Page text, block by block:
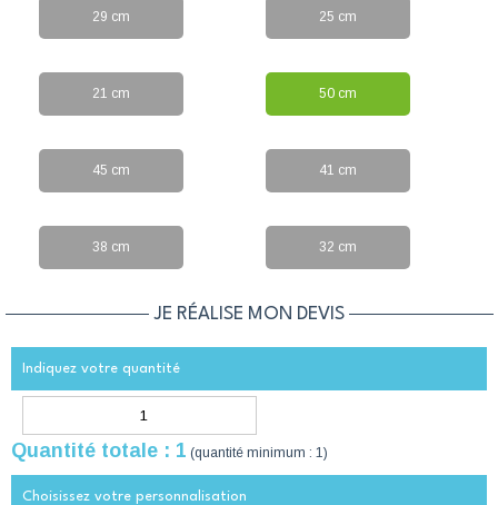
29 cm 25 cm
21 cm 50 cm
45 cm 41 cm
38 cm 32 cm
JE RÉALISE MON DEVIS
Indiquez votre quantité
Quantité totale : 1 (quantité minimum : 1)
Choisissez votre personnalisation